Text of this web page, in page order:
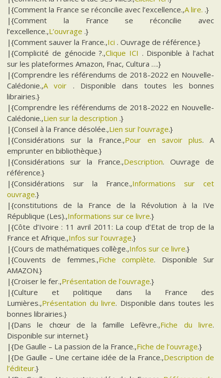
|{Comment la France se réconcilie avec l’excellence.,A lire. .}
|{Comment la France se réconcilie avec
l’excellence.,L’ouvrage .}
|{Comment sauver la France.,Ici . Ouvrage de référence.}
|{Complicité de génocide ?.,Clique ICI . Disponible à l’achat
sur les plateformes Amazon, Fnac, Cultura ….}
|{Comprendre les référendums de 2018-2022 en Nouvelle-
Calédonie.,A voir . Disponible dans toutes les bonnes
librairies.}
|{Comprendre les référendums de 2018-2022 en Nouvelle-
Calédonie.,Lien sur la description .}
|{Conseil à la France désolée.,Lien sur l’ouvrage.}
|{Considérations sur la France.,Pour en savoir plus. A
emprunter en bibliothèque.}
|{Considérations sur la France.,Description. Ouvrage de
référence.}
|{Considérations sur la France.,Informations sur cet
ouvrage.}
|{constitutions de la France de la Révolution à la IVe
République (Les).,Informations sur ce livre.}
|{Côte d’Ivoire : 11 avril 2011: La coup d’Etat de trop de la
France et Afrique.,Infos sur l’ouvrage.}
|{Cours de mathématiques collège.,Infos sur ce livre.}
|{Couvents de femmes.,Fiche complète. Disponible Sur
AMAZON.}
|{Croiser le fer.,Présentation de l’ouvrage.}
|{Culture et politique dans la France des
Lumières.,Présentation du livre. Disponible dans toutes les
bonnes librairies.}
|{Dans le chœur de la famille Lefèvre.,Fiche du livre.
Disponible sur internet.}
|{De Gaulle – La passion de la France.,Fiche de l’ouvrage.}
|{De Gaulle – Une certaine idée de la France.,Description de
l’éditeur.}